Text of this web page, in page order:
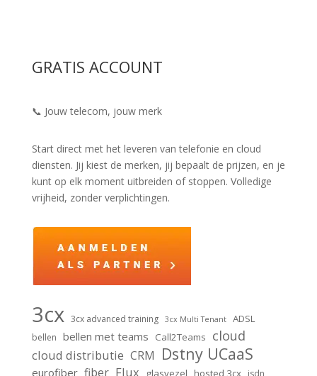
GRATIS ACCOUNT
📞 Jouw telecom, jouw merk
Start direct met het leveren van telefonie en cloud
diensten. Jij kiest de merken, jij bepaalt de prijzen, en je
kunt op elk moment uitbreiden of stoppen. Volledige
vrijheid, zonder verplichtingen.
3cx 3cx advanced training 3cx Multi Tenant ADSL
bellen bellen met teams Call2Teams cloud
cloud distributie CRM Dstny UCaaS
eurofiber fiber Flux glasvezel hosted 3cx